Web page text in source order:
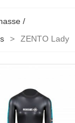
/
> ZENTO Lady